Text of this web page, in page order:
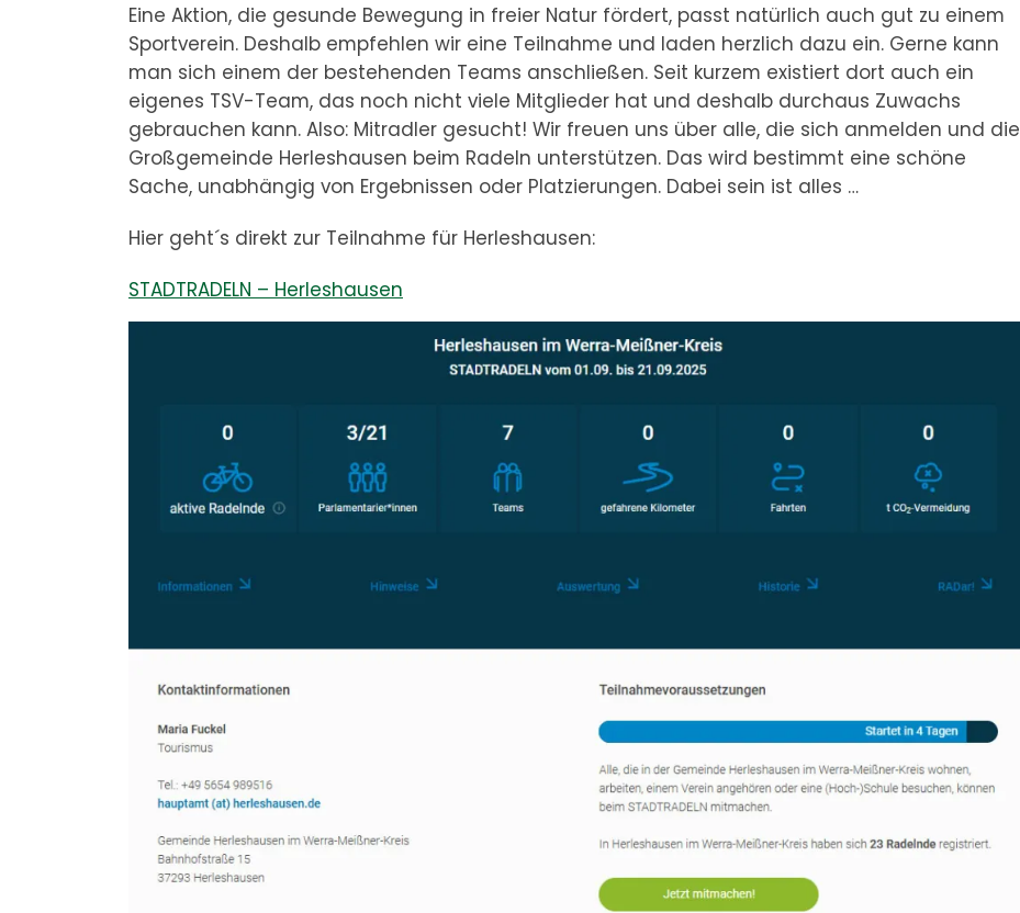
Eine Aktion, die gesunde Bewegung in freier Natur fördert, passt natürlich auch gut zu einem
Sportverein. Deshalb empfehlen wir eine Teilnahme und laden herzlich dazu ein. Gerne kann
man sich einem der bestehenden Teams anschließen. Seit kurzem existiert dort auch ein
eigenes TSV-Team, das noch nicht viele Mitglieder hat und deshalb durchaus Zuwachs
gebrauchen kann. Also: Mitradler gesucht! Wir freuen uns über alle, die sich anmelden und die
Großgemeinde Herleshausen beim Radeln unterstützen. Das wird bestimmt eine schöne
Sache, unabhängig von Ergebnissen oder Platzierungen. Dabei sein ist alles …
Hier geht´s direkt zur Teilnahme für Herleshausen:
STADTRADELN – Herleshausen